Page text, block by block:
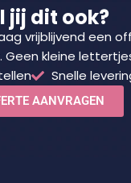
jij dit ook?
vrijblijvend een
kleine
Snelle
AANVRAGEN